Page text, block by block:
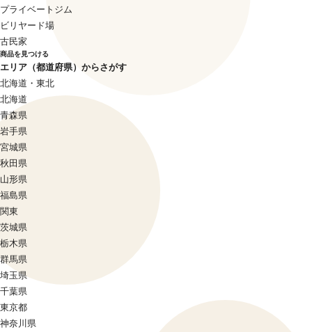
プライベートジム
ビリヤード場
古民家
商品を見つける
エリア（都道府県）からさがす
北海道・東北
北海道
青森県
岩手県
宮城県
秋田県
山形県
福島県
関東
茨城県
栃木県
群馬県
埼玉県
千葉県
東京都
神奈川県